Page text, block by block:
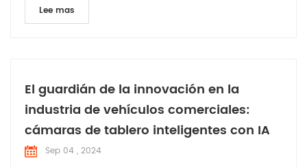
Lee mas
El guardián de la innovación en la
industria de vehículos comerciales:
cámaras de tablero inteligentes con IA
Sep 04 , 2024